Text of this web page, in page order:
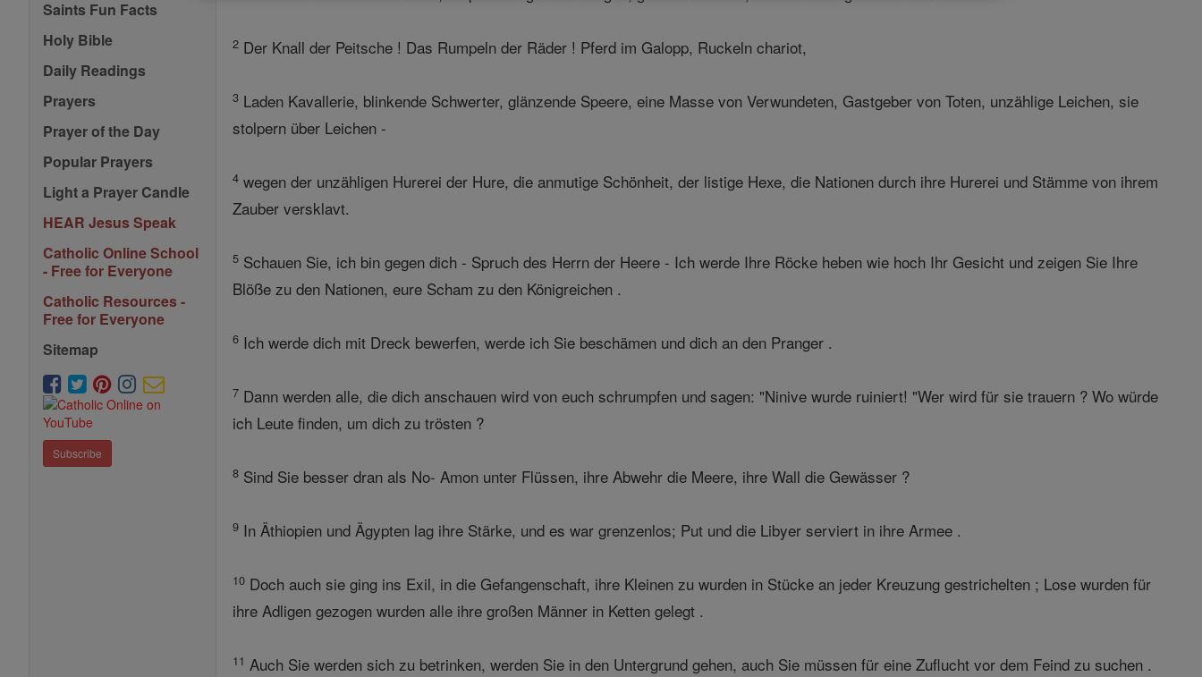
Saints Fun Facts
Holy Bible
Daily Readings
Prayers
Prayer of the Day
Popular Prayers
Light a Prayer Candle
HEAR Jesus Speak
Catholic Online School
- Free for Everyone
Catholic Resources -
Free for Everyone
Sitemap
Subscribe
2 Der Knall der Peitsche ! Das Rumpeln der Räder ! Pferd im Galopp, Ruckeln chariot,
3 Laden Kavallerie, blinkende Schwerter, glänzende Speere, eine Masse von Verwundeten, Gastgeber von Toten, unzählige Leichen, sie
stolpern über Leichen -
4 wegen der unzähligen Hurerei der Hure, die anmutige Schönheit, der listige Hexe, die Nationen durch ihre Hurerei und Stämme von ihrem
Zauber versklavt.
5 Schauen Sie, ich bin gegen dich - Spruch des Herrn der Heere - Ich werde Ihre Röcke heben wie hoch Ihr Gesicht und zeigen Sie Ihre
Blöße zu den Nationen, eure Scham zu den Königreichen .
6 Ich werde dich mit Dreck bewerfen, werde ich Sie beschämen und dich an den Pranger .
7 Dann werden alle, die dich anschauen wird von euch schrumpfen und sagen: "Ninive wurde ruiniert! "Wer wird für sie trauern ? Wo würde
ich Leute finden, um dich zu trösten ?
8 Sind Sie besser dran als No- Amon unter Flüssen, ihre Abwehr die Meere, ihre Wall die Gewässer ?
9 In Äthiopien und Ägypten lag ihre Stärke, und es war grenzenlos; Put und die Libyer serviert in ihre Armee .
10 Doch auch sie ging ins Exil, in die Gefangenschaft, ihre Kleinen zu wurden in Stücke an jeder Kreuzung gestrichelten ; Lose wurden für
ihre Adligen gezogen wurden alle ihre großen Männer in Ketten gelegt .
11 Auch Sie werden sich zu betrinken, werden Sie in den Untergrund gehen, auch Sie müssen für eine Zuflucht vor dem Feind zu suchen .